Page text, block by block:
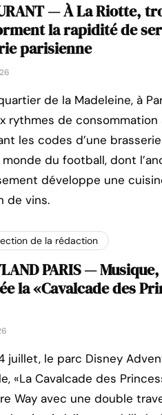
— À La Riotte,
la rapidité de
parisienne
de la Madeleine, à
rythmes de
les codes d’une
du football, dont
développe une
de vins.
de la rédaction
PARIS —
la «Cavalcade des
juillet, le parc Disney
«La Cavalcade des
Way avec une double